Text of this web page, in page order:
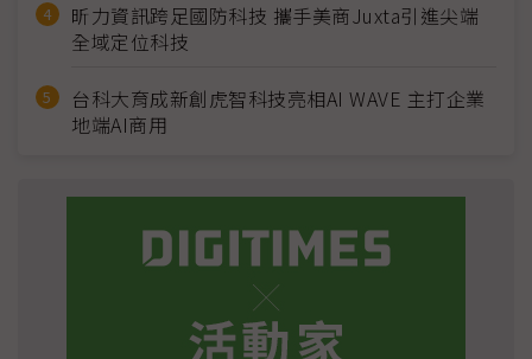
昕力資訊跨足國防科技 攜手美商Juxta引進尖端
全域定位科技
台科大育成新創虎智科技亮相AI WAVE 主打企業
地端AI商用